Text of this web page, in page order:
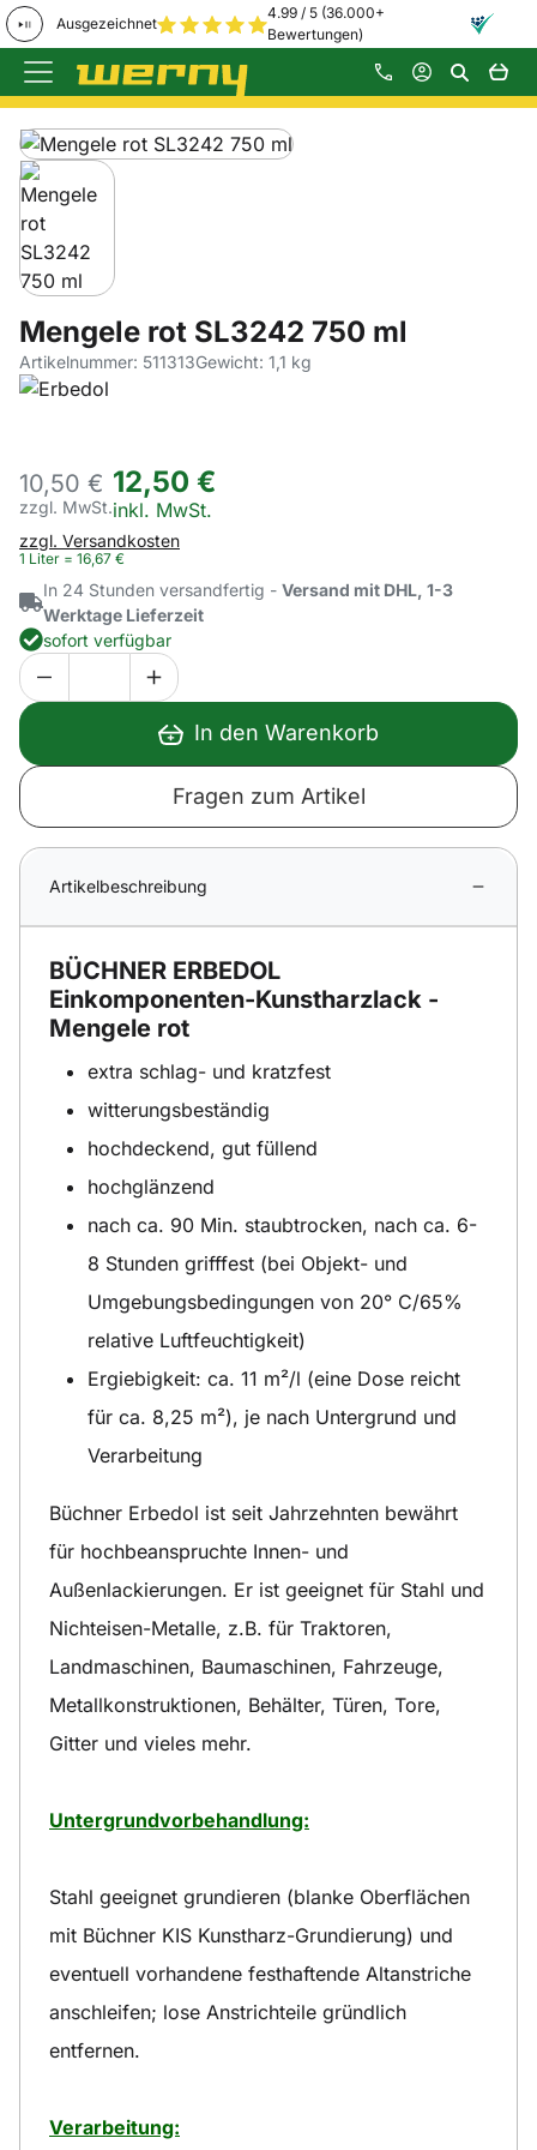
Ausgezeichnet
4.99 / 5 (36.000+
Bewertungen)
Zum Hauptinhalt springen
Produktgalerie
Zur Kaufbox springen
Mengele rot SL3242 750 ml
Artikelnummer: 511313Gewicht: 1,1 kg
10,50 €
zzgl. MwSt.
12,50 €
Steuerhinweis:
inkl. MwSt.
zzgl. Versandkosten
1 Liter = 16 67 €
In 24 Stunden versandfertig - Versand mit DHL, 1-3
Werktage Lieferzeit
sofort verfügbar
In den Warenkorb
Fragen zum Artikel
Artikelbeschreibung
BÜCHNER ERBEDOL
Einkomponenten-Kunstharzlack -
Mengele rot
extra schlag- und kratzfest
witterungsbeständig
hochdeckend, gut füllend
hochglänzend
nach ca. 90 Min. staubtrocken, nach ca. 6-
8 Stunden grifffest (bei Objekt- und
Umgebungsbedingungen von 20° C/65%
relative Luftfeuchtigkeit)
Ergiebigkeit: ca. 11 m²/l (eine Dose reicht
für ca. 8,25 m²), je nach Untergrund und
Verarbeitung
Büchner Erbedol ist seit Jahrzehnten bewährt
für hochbeanspruchte Innen- und
Außenlackierungen. Er ist geeignet für Stahl und
Nichteisen-Metalle, z.B. für Traktoren,
Landmaschinen, Baumaschinen, Fahrzeuge,
Metallkonstruktionen, Behälter, Türen, Tore,
Gitter und vieles mehr.
Untergrundvorbehandlung:
Stahl geeignet grundieren (blanke Oberflächen
mit Büchner KIS Kunstharz-Grundierung) und
eventuell vorhandene festhaftende Altanstriche
anschleifen; lose Anstrichteile gründlich
entfernen.
Verarbeitung: